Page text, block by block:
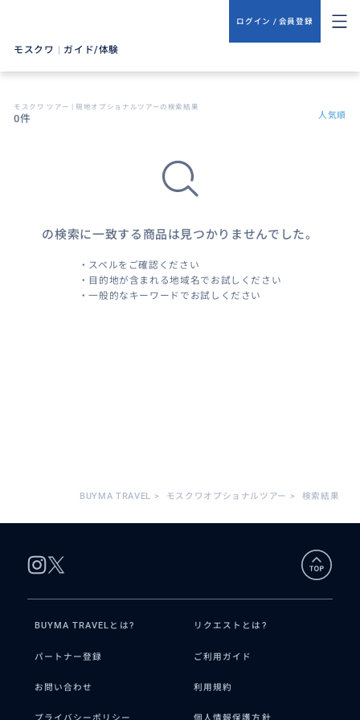
ログイン / 会員登録
モスクワ ガイド/体験
モスクワ ツアー | 現地オプショナルツアーの検索結果
0件 人気順
の検索に一致する商品は見つかりませんでした。
・スペルをご確認ください
・目的地が含まれる地域名でお試しください
・一般的なキーワードでお試しください
BUYMA TRAVEL > モスクワオプショナルツアー > 検索結果
BUYMA TRAVELとは? リクエストとは?
パートナー登録 ご利用ガイド
お問い合わせ 利用規約